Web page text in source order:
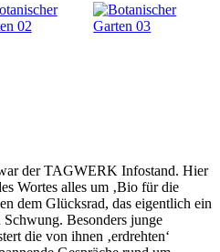
der TAGWERK Infostand. Hier
Wortes alles um ‚Bio für die
dem Glücksrad, das eigentlich ein
Besonders junge
die von ihnen ‚erdrehten‘